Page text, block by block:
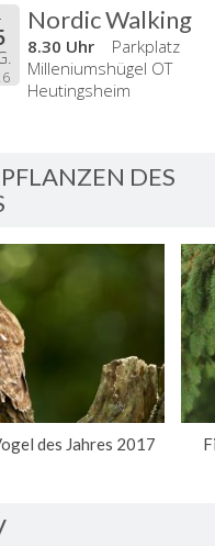
Nordic Walking
8.30 Uhr
Parkplatz
Milleniumshügel OT
Heutingsheim
DES
des Jahres 2017